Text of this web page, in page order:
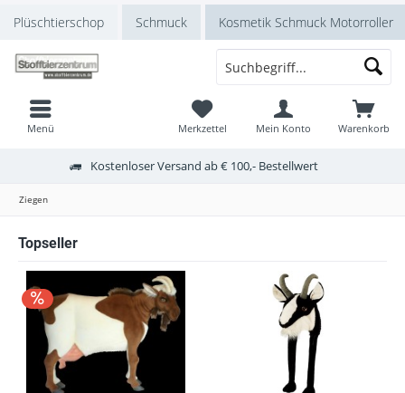
Plüschtierschop Schmuck Kosmetik Schmuck Motorroller
Menü Warenkorb
Merkzettel Mein Konto
Kostenloser Versand ab € 100,- Bestellwert
Ziegen
Topseller